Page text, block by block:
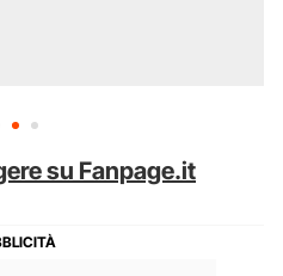
su Fanpage.it